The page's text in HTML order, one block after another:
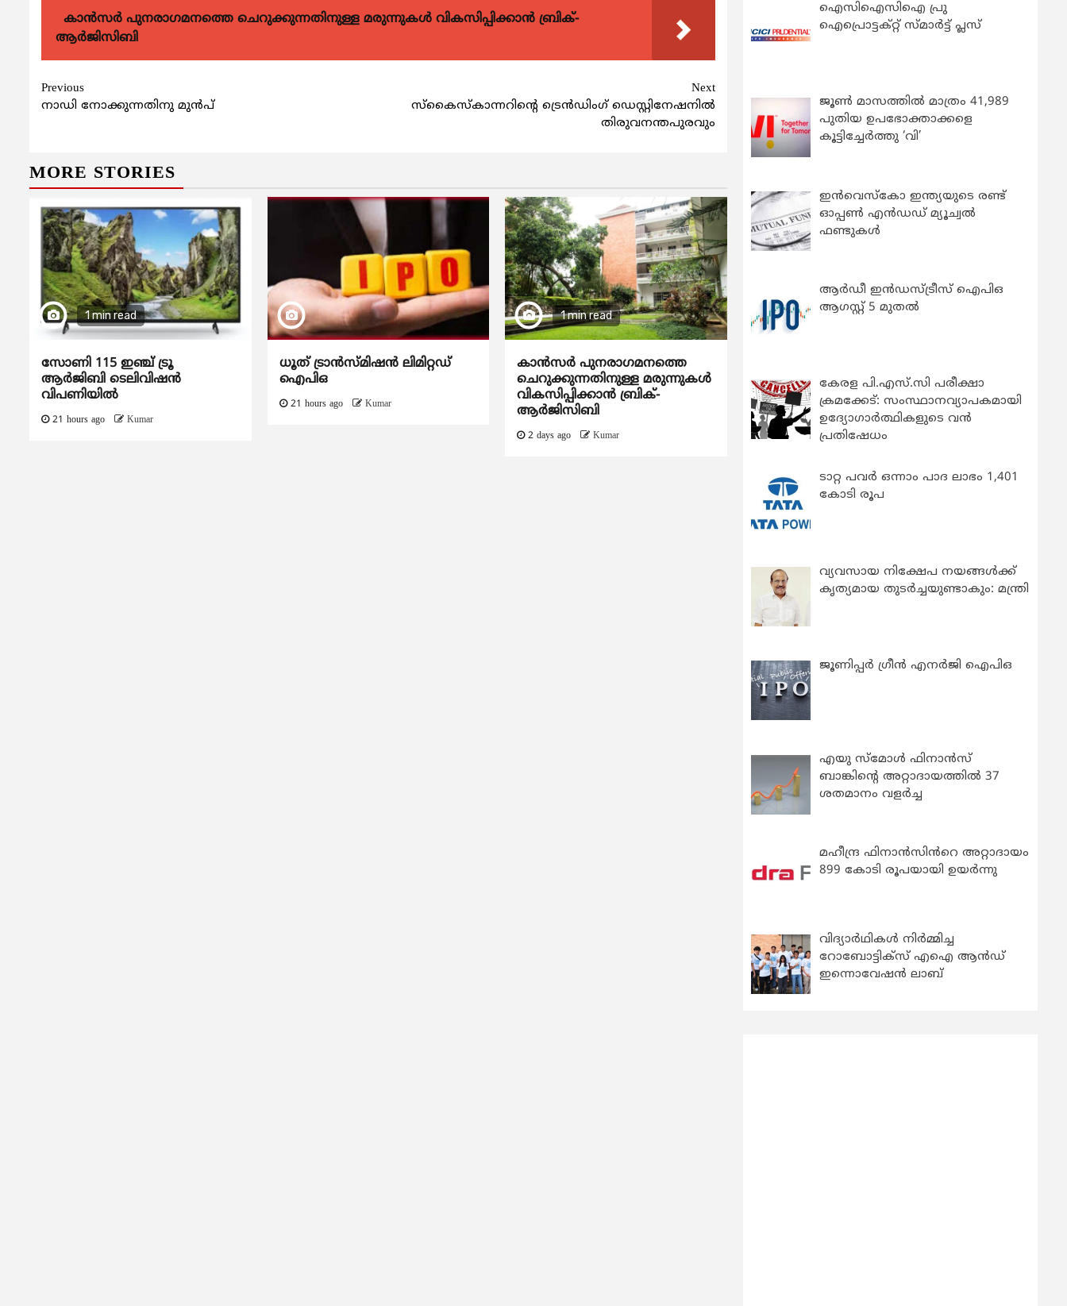
കാന്‍സര്‍ പുനരാഗമനത്തെ ചെറുക്കുന്നതിനുള്ള മരുന്നുകള്‍ വികസിപ്പിക്കാന്‍ ബ്രിക്-
ആര്‍ജിസിബി
Continue
Reading
Previous
നാഡി നോക്കുന്നതിനു മുൻപ്
Next
സ്കൈസ്കാന്നറിന്‍റെ ട്രെന്‍ഡിംഗ് ഡെസ്റ്റിനേഷനില്‍
തിരുവനന്തപുരവും
MORE STORIES
1 min read
സോണി 115 ഇഞ്ച് ട്രൂ
ആർജിബി ടെലിവിഷൻ
വിപണിയിൽ
21 hours ago Kumar
ധൂത് ട്രാൻസ്മിഷൻ ലിമിറ്റഡ്
ഐപിഒ
21 hours ago Kumar
1 min read
കാന്‍സര്‍ പുനരാഗമനത്തെ
ചെറുക്കുന്നതിനുള്ള മരുന്നുകള്‍
വികസിപ്പിക്കാന്‍ ബ്രിക്-
ആര്‍ജിസിബി
2 days ago Kumar
ഐസിഐസിഐ പ്രു
ഐപ്രൊട്ടക്റ്റ് സ്മാർട്ട് പ്ലസ്
ജൂൺ മാസത്തിൽ മാത്രം 41,989
പുതിയ ഉപഭോക്താക്കളെ
കൂട്ടിച്ചേർത്തു ‘വി’
ഇന്‍വെസ്കോ ഇന്ത്യയുടെ രണ്ട്
ഓപ്പണ്‍ എന്‍ഡഡ് മ്യൂച്വല്‍
ഫണ്ടുകള്‍
ആർഡീ ഇൻഡസ്ട്രീസ് ഐപിഒ
ആഗസ്റ്റ് 5 മുതൽ
കേരള പി.എസ്.സി പരീക്ഷാ
ക്രമക്കേട്: സംസ്ഥാനവ്യാപകമായി
ഉദ്യോഗാര്‍ത്ഥികളുടെ വന്‍
പ്രതിഷേധം
ടാറ്റ പവർ ഒന്നാം പാദ ലാഭം 1,401
കോടി രൂപ
വ്യവസായ നിക്ഷേപ നയങ്ങള്‍ക്ക്
കൃത്യമായ തുടര്‍ച്ചയുണ്ടാകും: മന്ത്രി
ജൂണിപ്പർ ഗ്രീൻ എനർജി ഐപിഒ
എയു സ്‌മോൾ ഫിനാൻസ്
ബാങ്കിന്റെ അറ്റാദായത്തിൽ 37
ശതമാനം വളർച്ച
മഹീന്ദ്ര ഫിനാൻസിൻറെ അറ്റാദായം
899 കോടി രൂപയായി ഉയർന്നു
വിദ്യാര്‍ഥികള്‍ നിര്‍മ്മിച്ച
റോബോട്ടിക്സ് എഐ ആന്‍ഡ്
ഇന്നൊവേഷന്‍ ലാബ്